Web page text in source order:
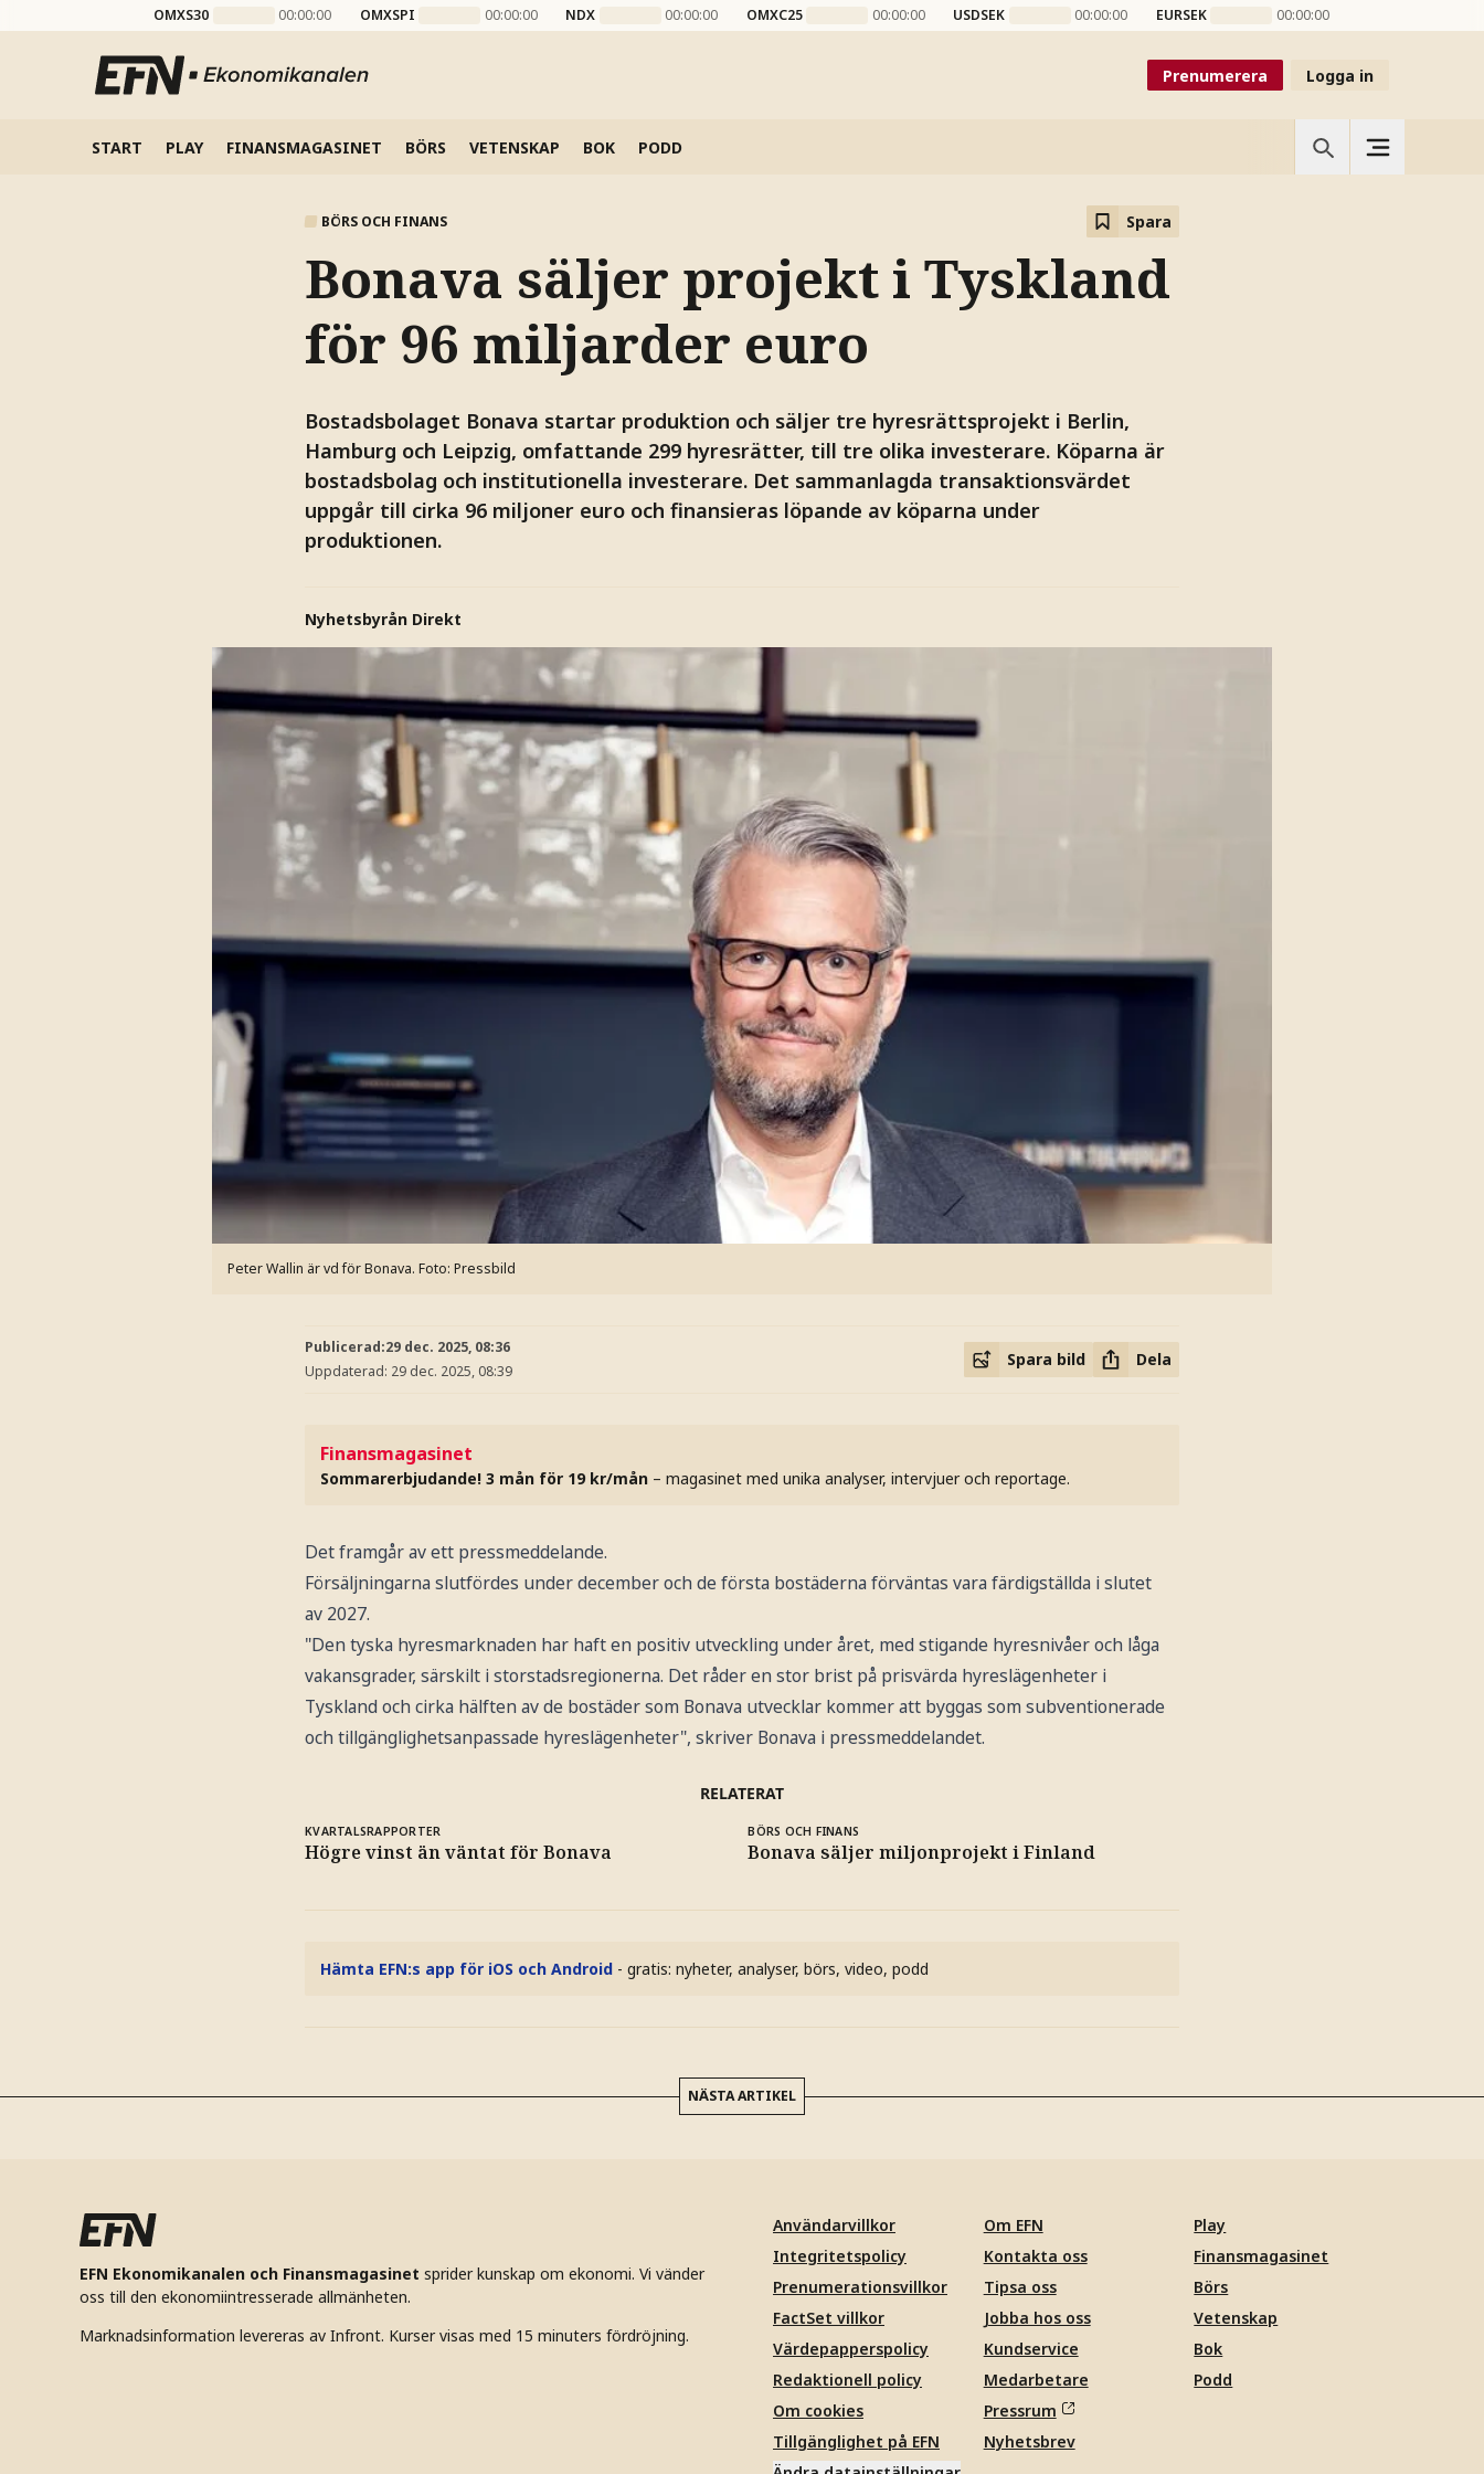
OMXS30 00:00:00 OMXSPI 00:00:00 NDX 00:00:00 OMXC25 00:00:00 USDSEK 00:00:00 EURSEK 00:00:00
Prenumerera Logga in
START PLAY FINANSMAGASINET BÖRS VETENSKAP BOK PODD
BÖRS OCH FINANS Spara
Bonava säljer projekt i Tyskland
för 96 miljarder euro
Bostadsbolaget Bonava startar produktion och säljer tre hyresrättsprojekt i Berlin,
Hamburg och Leipzig, omfattande 299 hyresrätter, till tre olika investerare. Köparna är
bostadsbolag och institutionella investerare. Det sammanlagda transaktionsvärdet
uppgår till cirka 96 miljoner euro och finansieras löpande av köparna under
produktionen.
Nyhetsbyrån Direkt
Peter Wallin är vd för Bonava. Foto: Pressbild
Publicerad:29 dec. 2025, 08:36
Uppdaterad: 29 dec. 2025, 08:39
Spara bild Dela
Finansmagasinet
Sommarerbjudande! 3 mån för 19 kr/mån – magasinet med unika analyser, intervjuer och reportage.
Det framgår av ett pressmeddelande.
Försäljningarna slutfördes under december och de första bostäderna förväntas vara färdigställda i slutet
av 2027.
"Den tyska hyresmarknaden har haft en positiv utveckling under året, med stigande hyresnivåer och låga
vakansgrader, särskilt i storstadsregionerna. Det råder en stor brist på prisvärda hyreslägenheter i
Tyskland och cirka hälften av de bostäder som Bonava utvecklar kommer att byggas som subventionerade
och tillgänglighetsanpassade hyreslägenheter", skriver Bonava i pressmeddelandet.
RELATERAT
KVARTALSRAPPORTER
Högre vinst än väntat för Bonava
BÖRS OCH FINANS
Bonava säljer miljonprojekt i Finland
Hämta EFN:s app för iOS och Android - gratis: nyheter, analyser, börs, video, podd
NÄSTA ARTIKEL
EFN Ekonomikanalen och Finansmagasinet sprider kunskap om ekonomi. Vi vänder
oss till den ekonomiintresserade allmänheten.
Marknadsinformation levereras av Infront. Kurser visas med 15 minuters fördröjning.
Användarvillkor
Integritetspolicy
Prenumerationsvillkor
FactSet villkor
Värdepapperspolicy
Redaktionell policy
Om cookies
Tillgänglighet på EFN
Om EFN
Kontakta oss
Tipsa oss
Jobba hos oss
Kundservice
Medarbetare
Pressrum
Nyhetsbrev
Play
Finansmagasinet
Börs
Vetenskap
Bok
Podd